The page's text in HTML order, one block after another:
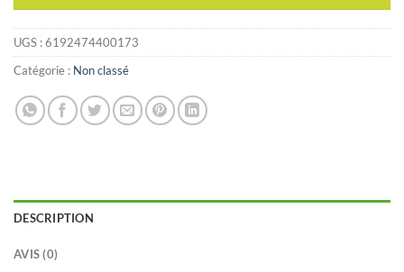
UGS :6192474400173
Catégorie : Non classé
DESCRIPTION
AVIS (0)